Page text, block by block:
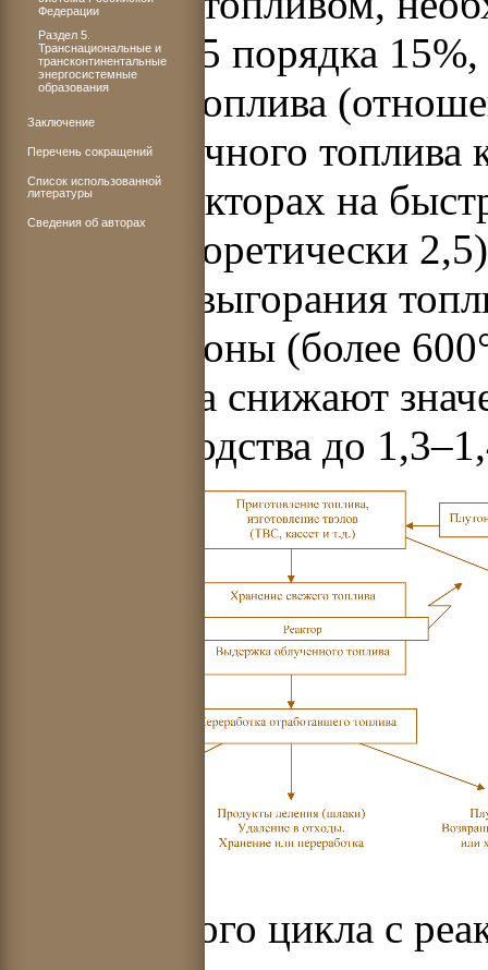
ураном-235 порядка
ядерного топлива
ядер вторичного
ядер) в реакторах на
1,5–1,7 (теоретически
и глубина выгорания
активной зоны (более
теплосъема снижают
воспроизводства до
плутониевого цикла с
Федерации
Раздел 5.
Транснациональные и
трансконтинентальные
энергосистемные
образования
Заключение
Перечень сокращений
Список использованной
литературы
Сведения об авторах